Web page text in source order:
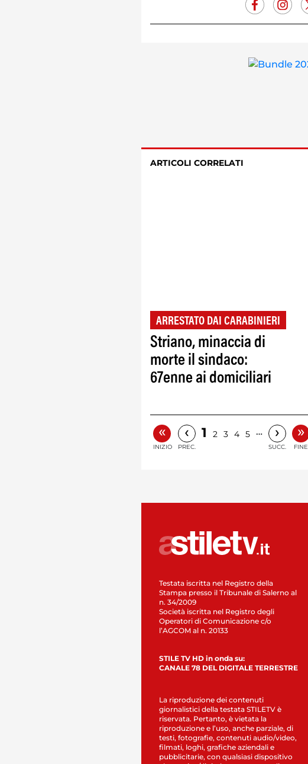
ARTICOLI CORRELATI
ARRESTATO DAI CARABINIERI
Striano, minaccia di
morte il sindaco:
67enne ai domiciliari
«
INIZIO
‹
PREC.
1 2 3 4 5 … ›
SUCC.
»
FINE
Testata iscritta nel Registro della
Stampa presso il Tribunale di Salerno al
n. 34/2009
Società iscritta nel Registro degli
Operatori di Comunicazione c/o
l’AGCOM al n. 20133
STILE TV HD in onda su:
CANALE 78 DEL DIGITALE TERRESTRE
La riproduzione dei contenuti
giornalistici della testata STILETV è
riservata. Pertanto, è vietata la
riproduzione e l’uso, anche parziale, di
testi, fotografie, contenuti audio/video,
filmati, loghi, grafiche aziendali e
pubblicitarie, con qualsiasi dispositivo